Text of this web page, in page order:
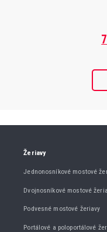
Žeriavy
Jednonosníkové mostové
Dvojnosníkové mostové
Podvesné mostové žeriavy
Portálové a poloportálové